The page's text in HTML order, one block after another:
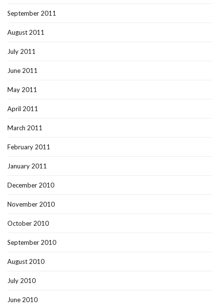
September 2011
August 2011
July 2011
June 2011
May 2011
April 2011
March 2011
February 2011
January 2011
December 2010
November 2010
October 2010
September 2010
August 2010
July 2010
June 2010